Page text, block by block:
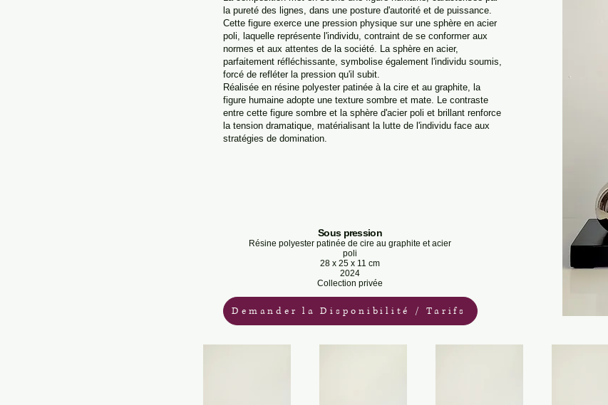
la pureté des lignes, dans une posture d'autorité et de puissance.
Cette figure exerce une pression physique sur une sphère en acier
poli, laquelle représente l'individu, contraint de se conformer aux
normes et aux attentes de la société. La sphère en acier,
parfaitement réfléchissante, symbolise également l'individu soumis,
forcé de refléter la pression qu'il subit.
Réalisée en résine polyester patinée à la cire et au graphite, la
figure humaine adopte une texture sombre et mate. Le contraste
entre cette figure sombre et la sphère d'acier poli et brillant renforce
la tension dramatique, matérialisant la lutte de l'individu face aux
stratégies de domination.
Sous pression
Résine polyester patinée de cire au graphite et acier
poli
28 x 25 x 11 cm
2024
Collection privée
Demander la Disponibilité / Tarifs